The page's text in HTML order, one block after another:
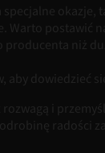
okazje,
Warto postawić
niż
dowiedzieć
i
radości